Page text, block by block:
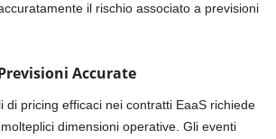
il rischio associato a previsioni
Accurate
di pricing efficaci nei contratti EaaS richiede
dimensioni operative. Gli eventi